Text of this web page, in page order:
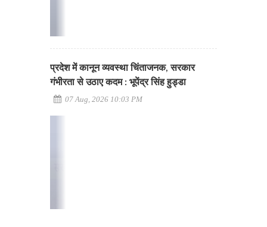
प्रदेश में कानून व्यवस्था चिंताजनक, सरकार
गंभीरता से उठाए कदम : भूपेंद्र सिंह हुड्डा
07 Aug, 2026 10:03 PM